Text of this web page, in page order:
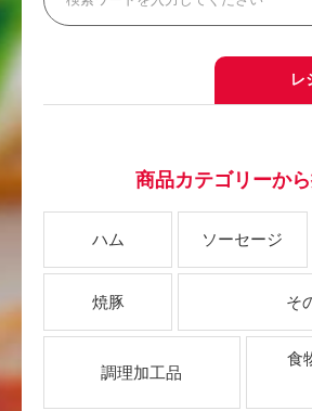
レ
商品カテゴリーか
ハム ソーセージ
焼豚 そ
調理加工品
食